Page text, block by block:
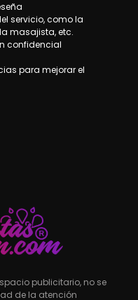
servicio, como la
masajista, etc.
confidencial
para mejorar el
publicitario, no se
de la atención